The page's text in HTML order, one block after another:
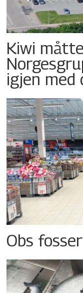
Kiwi
igjen med
Obs